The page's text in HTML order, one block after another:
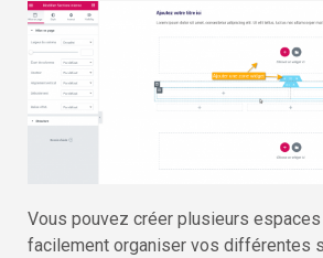
Vous pouvez créer plusieurs
facilement organiser vos différentes